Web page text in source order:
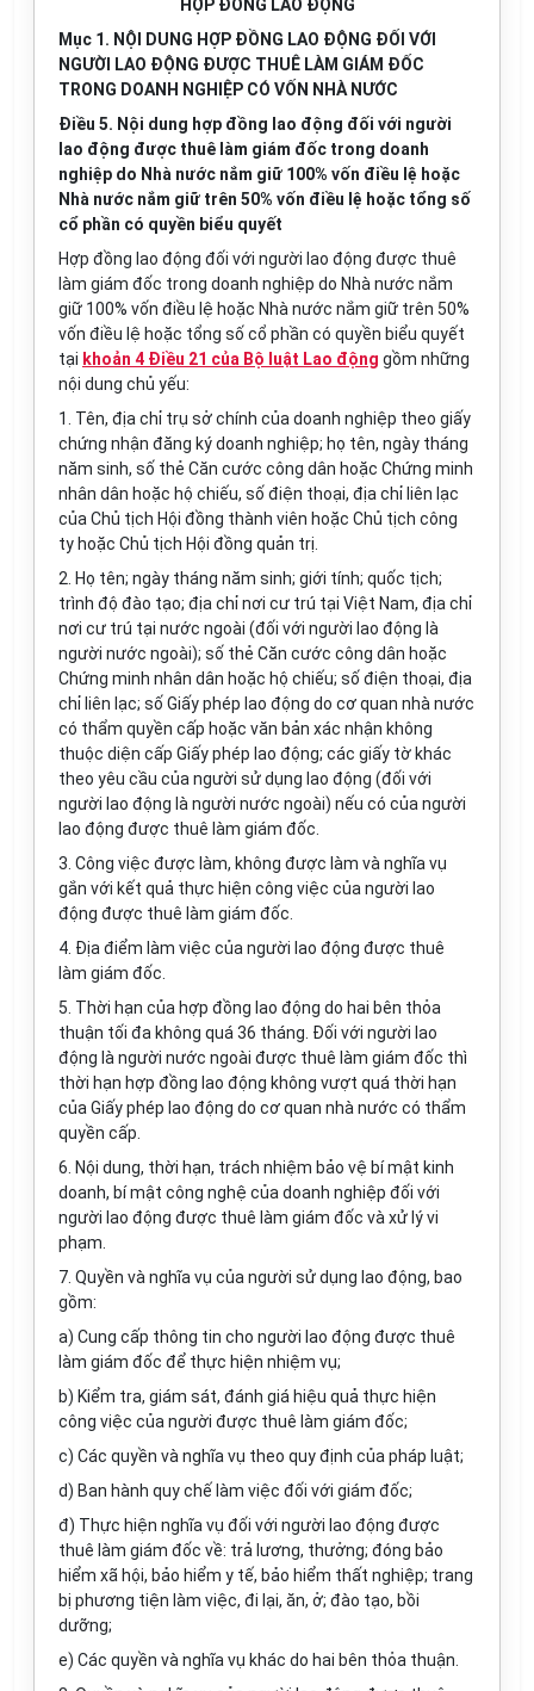
HỢP ĐỒNG LAO ĐỘNG
Mục 1. NỘI DUNG HỢP ĐỒNG LAO ĐỘNG ĐỐI VỚI
NGƯỜI LAO ĐỘNG ĐƯỢC THUÊ LÀM GIÁM ĐỐC
TRONG DOANH NGHIỆP CÓ VỐN NHÀ NƯỚC
Điều 5. Nội dung hợp đồng lao động đối với người
lao động được thuê làm giám đốc trong doanh
nghiệp do Nhà nước nắm giữ 100% vốn điều lệ hoặc
Nhà nước nắm giữ trên 50% vốn điều lệ hoặc tổng số
cổ phần có quyền biểu quyết
Hợp đồng lao động đối với người lao động được thuê
làm giám đốc trong doanh nghiệp do Nhà nước nắm
giữ 100% vốn điều lệ hoặc Nhà nước nắm giữ trên 50%
vốn điều lệ hoặc tổng số cổ phần có quyền biểu quyết
tại khoản 4 Điều 21 của Bộ luật Lao động gồm những
nội dung chủ yếu:
1. Tên, địa chỉ trụ sở chính của doanh nghiệp theo giấy
chứng nhận đăng ký doanh nghiệp; họ tên, ngày tháng
năm sinh, số thẻ Căn cước công dân hoặc Chứng minh
nhân dân hoặc hộ chiếu, số điện thoại, địa chỉ liên lạc
của Chủ tịch Hội đồng thành viên hoặc Chủ tịch công
ty hoặc Chủ tịch Hội đồng quản trị.
2. Họ tên; ngày tháng năm sinh; giới tính; quốc tịch;
trình độ đào tạo; địa chỉ nơi cư trú tại Việt Nam, địa chỉ
nơi cư trú tại nước ngoài (đối với người lao động là
người nước ngoài); số thẻ Căn cước công dân hoặc
Chứng minh nhân dân hoặc hộ chiếu; số điện thoại, địa
chỉ liên lạc; số Giấy phép lao động do cơ quan nhà nước
có thẩm quyền cấp hoặc văn bản xác nhận không
thuộc diện cấp Giấy phép lao động; các giấy tờ khác
theo yêu cầu của người sử dụng lao động (đối với
người lao động là người nước ngoài) nếu có của người
lao động được thuê làm giám đốc.
3. Công việc được làm, không được làm và nghĩa vụ
gắn với kết quả thực hiện công việc của người lao
động được thuê làm giám đốc.
4. Địa điểm làm việc của người lao động được thuê
làm giám đốc.
5. Thời hạn của hợp đồng lao động do hai bên thỏa
thuận tối đa không quá 36 tháng. Đối với người lao
động là người nước ngoài được thuê làm giám đốc thì
thời hạn hợp đồng lao động không vượt quá thời hạn
của Giấy phép lao động do cơ quan nhà nước có thẩm
quyền cấp.
6. Nội dung, thời hạn, trách nhiệm bảo vệ bí mật kinh
doanh, bí mật công nghệ của doanh nghiệp đối với
người lao động được thuê làm giám đốc và xử lý vi
phạm.
7. Quyền và nghĩa vụ của người sử dụng lao động, bao
gồm:
a) Cung cấp thông tin cho người lao động được thuê
làm giám đốc để thực hiện nhiệm vụ;
b) Kiểm tra, giám sát, đánh giá hiệu quả thực hiện
công việc của người được thuê làm giám đốc;
c) Các quyền và nghĩa vụ theo quy định của pháp luật;
d) Ban hành quy chế làm việc đối với giám đốc;
đ) Thực hiện nghĩa vụ đối với người lao động được
thuê làm giám đốc về: trả lương, thưởng; đóng bảo
hiểm xã hội, bảo hiểm y tế, bảo hiểm thất nghiệp; trang
bị phương tiện làm việc, đi lại, ăn, ở; đào tạo, bồi
dưỡng;
e) Các quyền và nghĩa vụ khác do hai bên thỏa thuận.